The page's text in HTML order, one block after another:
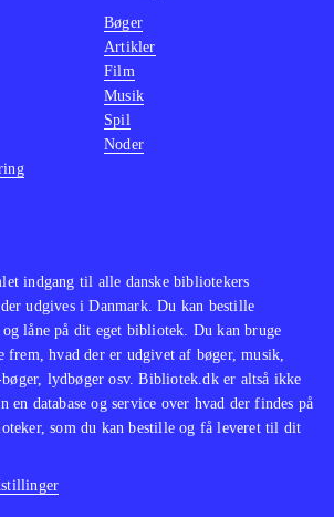
indgang til alle danske bibliotekers
udgives i Danmark. Du kan bestille
og låne på dit eget bibliotek. Du kan bruge
hvad der er udgivet af bøger, musik,
lydbøger osv. Bibliotek.dk er altså ikke
en database og service over hvad der findes på
som du kan bestille og få leveret til dit
Bøger
Artikler
Film
Musik
Spil
Noder